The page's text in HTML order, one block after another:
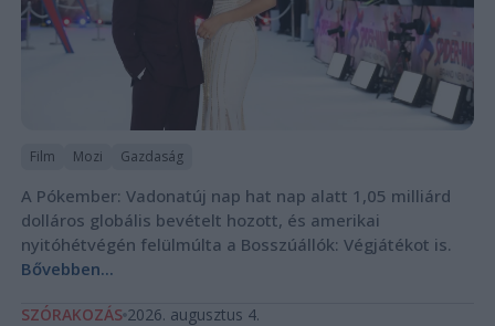
Film Mozi Gazdaság
A Pókember: Vadonatúj nap hat nap alatt 1,05 milliárd
dolláros globális bevételt hozott, és amerikai
nyitóhétvégén felülmúlta a Bosszúállók: Végjátékot is.
Bővebben...
SZÓRAKOZÁS 2026. augusztus 4.